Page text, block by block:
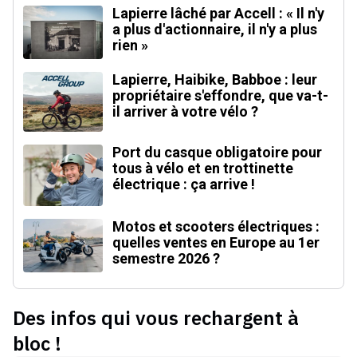
Lapierre lâché par Accell : « Il n'y
a plus d'actionnaire, il n'y a plus
rien »
Lapierre, Haibike, Babboe : leur
propriétaire s'effondre, que va-t-
il arriver à votre vélo ?
Port du casque obligatoire pour
tous à vélo et en trottinette
électrique : ça arrive !
Motos et scooters électriques :
quelles ventes en Europe au 1er
semestre 2026 ?
Des infos qui vous rechargent à
bloc !